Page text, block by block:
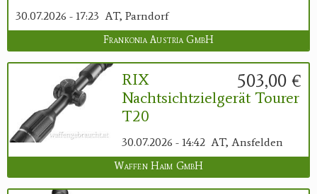
30.07.2026 - 17:23 AT, Parndorf
Frankonia Austria GmbH
503,00 €
RIX
Nachtsichtzielgerät Tourer
T20
30.07.2026 - 14:42 AT, Ansfelden
Waffen Haim GmbH